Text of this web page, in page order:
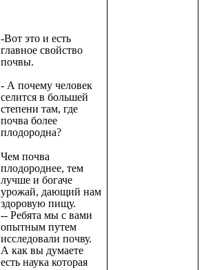
-Вот это и есть
главное свойство
почвы.
- А почему человек
селится в большей
степени там, где
почва более
плодородна?
Чем почва
плодороднее, тем
лучше и богаче
урожай, дающий нам
здоровую пищу.
-- Ребята мы с вами
опытным путем
исследовали почву.
А как вы думаете
есть наука которая